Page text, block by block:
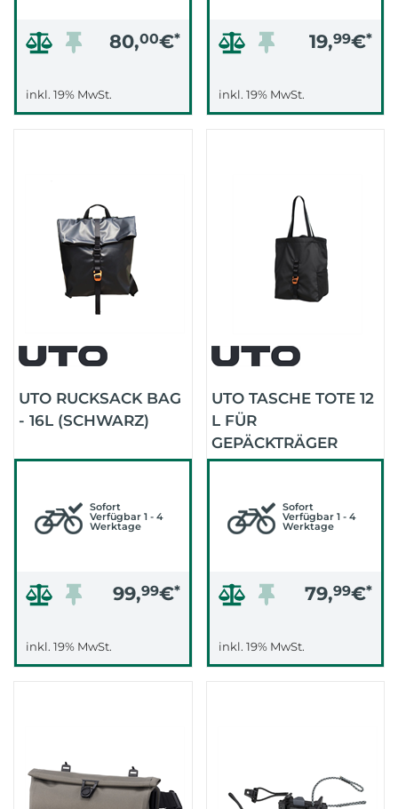
80,00€*
inkl. 19% MwSt.
19,99€*
inkl. 19% MwSt.
UTO RUCKSACK BAG
- 16L (SCHWARZ)
Sofort
Verfügbar 1 - 4
Werktage
99,99€*
inkl. 19% MwSt.
UTO TASCHE TOTE 12
L FÜR
GEPÄCKTRÄGER
VORNE (SCHWARZ)
Sofort
Verfügbar 1 - 4
Werktage
79,99€*
inkl. 19% MwSt.